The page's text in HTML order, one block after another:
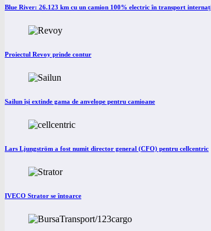
Blue River: 26.123 km cu un camion 100% electric în transport
Proiectul Revoy prinde contur
Sailun își extinde gama de anvelope pentru camioane
Lars Ljungström a fost numit director general (CFO) pentru cellcentric
IVECO Strator se întoarce